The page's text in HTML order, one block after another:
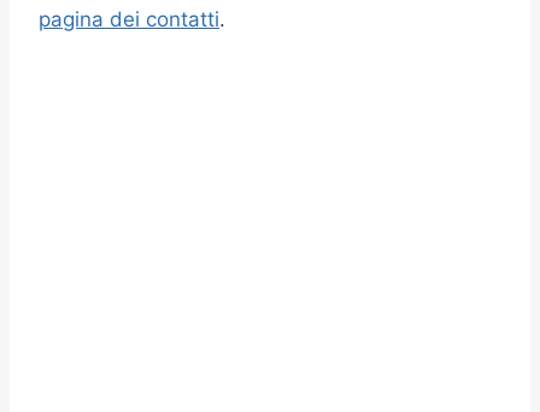
pagina dei contatti.